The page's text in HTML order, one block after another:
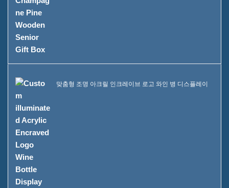
맞춤형 조명 아크릴 인크레이브 로고 와인 병 디스플레이